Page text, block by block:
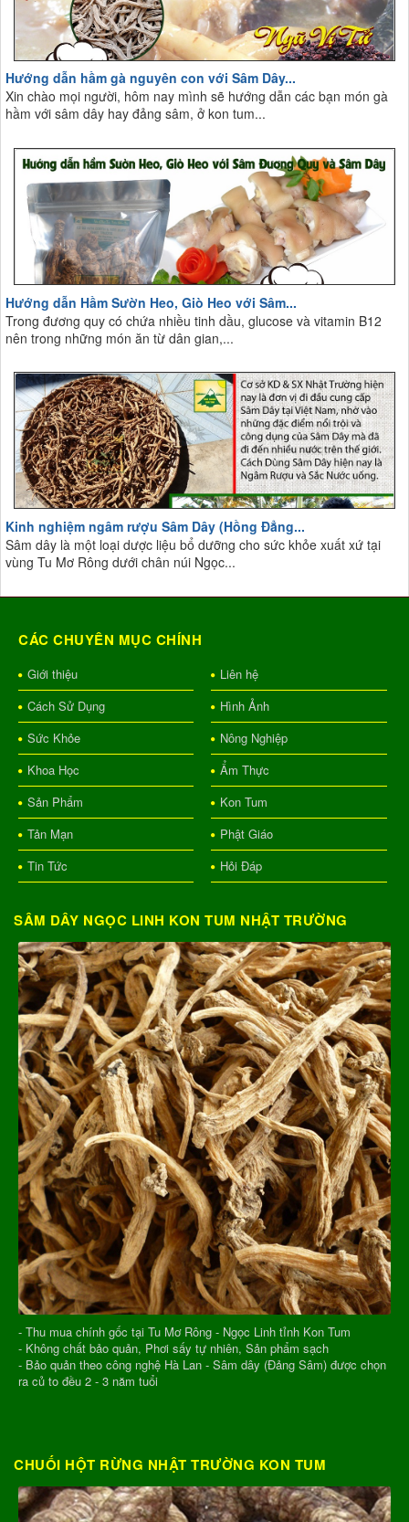
Hướng dẫn hầm gà nguyên con với Sâm Dây...
Xin chào mọi người, hôm nay mình sẽ hướng dẫn các bạn món gà
hầm với sâm dây hay đảng sâm, ở kon tum...
Hướng dẫn Hầm Sườn Heo, Giò Heo với Sâm...
Trong đương quy có chứa nhiều tinh dầu, glucose và vitamin B12
nên trong những món ăn từ dân gian,...
Kinh nghiệm ngâm rượu Sâm Dây (Hồng Đẳng...
Sâm dây là một loại dược liệu bổ dưỡng cho sức khỏe xuất xứ tại
vùng Tu Mơ Rông dưới chân núi Ngọc...
CÁC CHUYÊN MỤC CHÍNH
Giới thiệu
Liên hệ
Cách Sử Dụng
Hình Ảnh
Sức Khỏe
Nông Nghiệp
Khoa Học
Ẩm Thực
Sản Phẩm
Kon Tum
Tản Mạn
Phật Giáo
Tin Tức
Hỏi Đáp
SÂM DÂY NGỌC LINH KON TUM NHẬT TRƯỜNG
- Thu mua chính gốc tại Tu Mơ Rông - Ngọc Linh tỉnh Kon Tum
- Không chất bảo quản, Phơi sấy tự nhiên, Sản phẩm sạch
- Bảo quản theo công nghệ Hà Lan - Sâm dây (Đảng Sâm) được chọn
ra củ to đều 2 - 3 năm tuổi
CHUỐI HỘT RỪNG NHẬT TRƯỜNG KON TUM